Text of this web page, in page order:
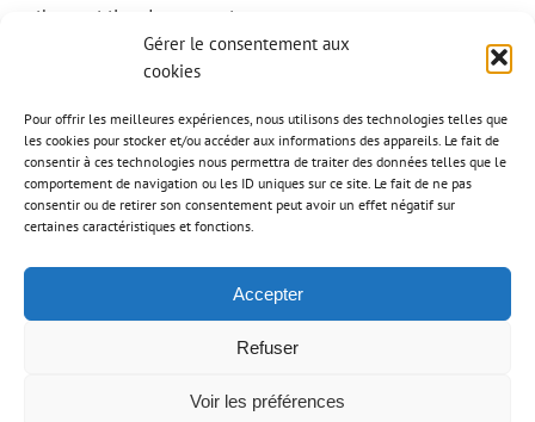
Gérer le consentement aux
cookies
Pour offrir les meilleures expériences, nous utilisons des technologies telles que
les cookies pour stocker et/ou accéder aux informations des appareils. Le fait de
consentir à ces technologies nous permettra de traiter des données telles que le
comportement de navigation ou les ID uniques sur ce site. Le fait de ne pas
consentir ou de retirer son consentement peut avoir un effet négatif sur
certaines caractéristiques et fonctions.
Accepter
Refuser
Voir les préférences
the next time I comment.
© MJ Home 2020 | Conception :Adigone - Création de site internet à Lyon